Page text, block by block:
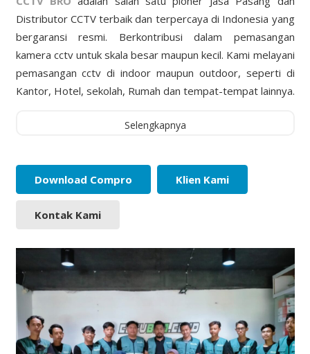
Distributor CCTV terbaik dan terpercaya di Indonesia yang
bergaransi resmi. Berkontribusi dalam pemasangan
kamera cctv untuk skala besar maupun kecil. Kami melayani
pemasangan cctv di indoor maupun outdoor, seperti di
Kantor, Hotel, sekolah, Rumah dan tempat-tempat lainnya.
Selengkapnya
Download Compro Klien Kami
Kontak Kami